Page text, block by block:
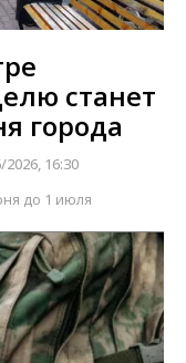
станет
города
2026, 16:30
до 1 июля